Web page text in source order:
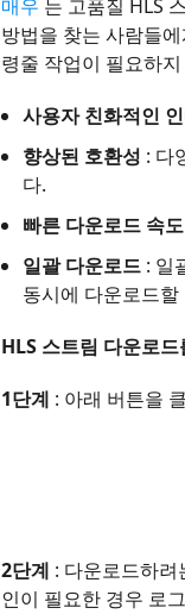
매우 는 고품질 HLS
방법을 찾는 사람들
령줄 작업이 필요하
사용자 친화적인
향상된 호환성 : 다
다.
빠른 다운로드 속도
일괄 다운로드 : 일
동시에 다운로드할
HLS 스트림 다운로
1단계 : 아래 버튼을
2단계 : 다운로드하
인이 필요한 경우 로